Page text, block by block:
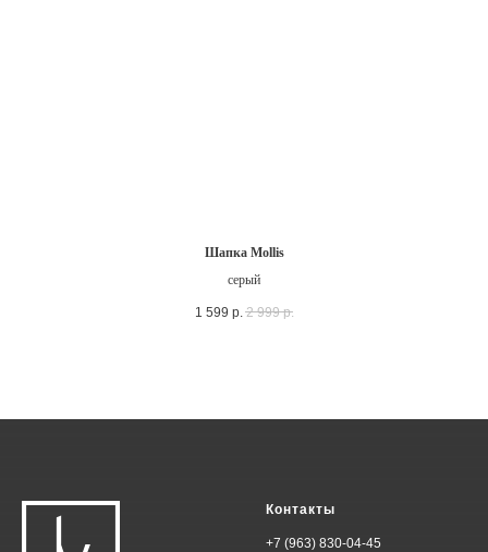
Шапка Mollis
серый
1 599 р. 2 999 р.
Контакты
+7 (963) 830-04-45